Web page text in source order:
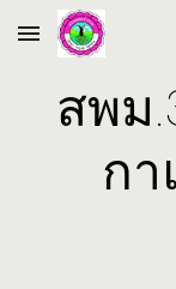
Skip to main
สพม
กา